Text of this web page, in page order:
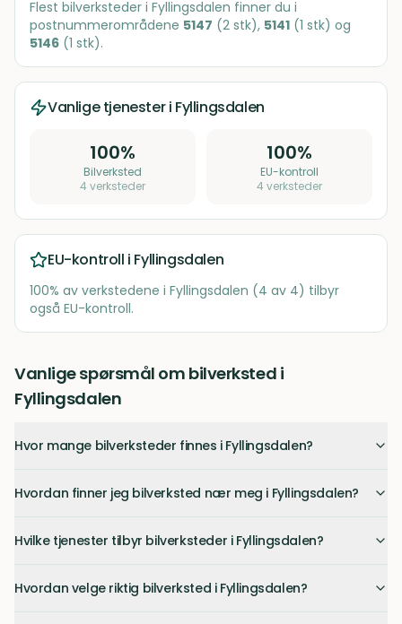
Flest bilverksteder i Fyllingsdalen finner du i
postnummerområdene 5147 (2 stk), 5141 (1 stk) og
5146 (1 stk).
Vanlige tjenester i Fyllingsdalen
100%
Bilverksted
4 verksteder
100%
EU-kontroll
4 verksteder
EU-kontroll i Fyllingsdalen
100% av verkstedene i Fyllingsdalen (4 av 4) tilbyr
også EU-kontroll.
Vanlige spørsmål om bilverksted i
Fyllingsdalen
Hvor mange bilverksteder finnes i Fyllingsdalen?
Hvordan finner jeg bilverksted nær meg i Fyllingsdalen?
Hvilke tjenester tilbyr bilverksteder i Fyllingsdalen?
Hvordan velge riktig bilverksted i Fyllingsdalen?